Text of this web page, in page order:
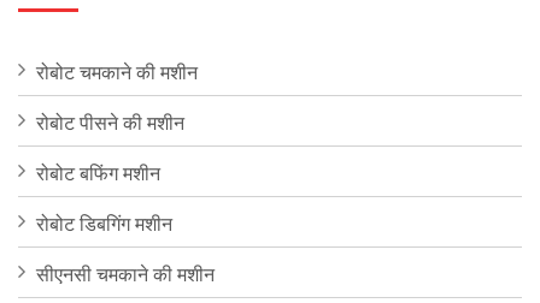
रोबोट चमकाने की मशीन
रोबोट पीसने की मशीन
रोबोट बफिंग मशीन
रोबोट डिबगिंग मशीन
सीएनसी चमकाने की मशीन